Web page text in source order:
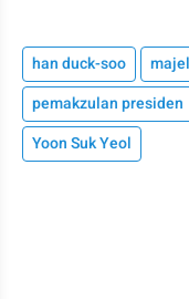
han duck-soo
pemakzulan presiden
Yoon Suk Yeol